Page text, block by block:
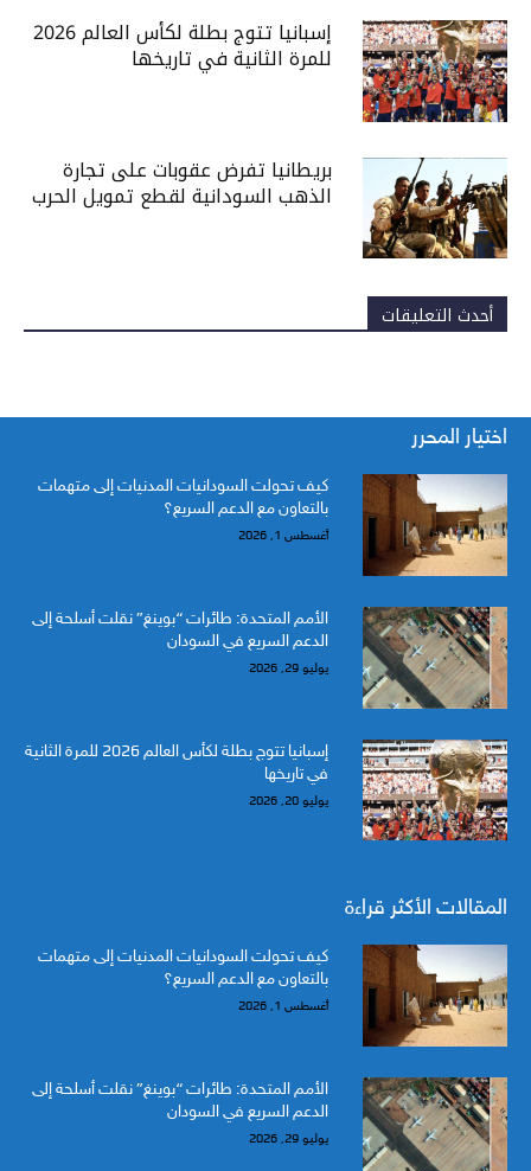
إسبانيا تتوج بطلة لكأس العالم 2026
للمرة الثانية في تاريخها
بريطانيا تفرض عقوبات على تجارة
الذهب السودانية لقطع تمويل الحرب
أحدث التعليقات
اختيار المحرر
كيف تحولت السودانيات المدنيات إلى متهمات
بالتعاون مع الدعم السريع؟
أغسطس 1, 2026
الأمم المتحدة: طائرات “بوينغ” نقلت أسلحة إلى
الدعم السريع في السودان
يوليو 29, 2026
إسبانيا تتوج بطلة لكأس العالم 2026 للمرة الثانية
في تاريخها
يوليو 20, 2026
المقالات الأكثر قراءة
كيف تحولت السودانيات المدنيات إلى متهمات
بالتعاون مع الدعم السريع؟
أغسطس 1, 2026
الأمم المتحدة: طائرات “بوينغ” نقلت أسلحة إلى
الدعم السريع في السودان
يوليو 29, 2026